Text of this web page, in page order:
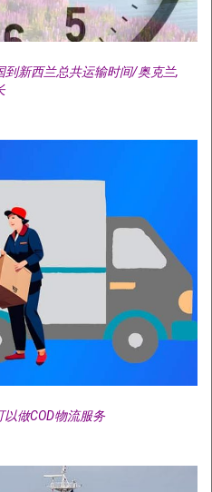
新西兰总共运输时间/奥克兰,
以做COD物流服务